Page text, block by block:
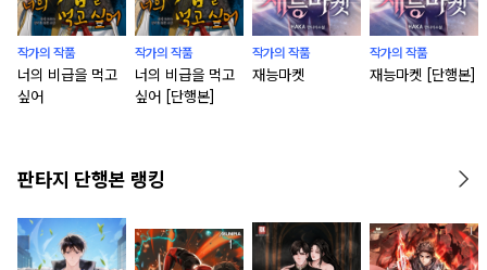
작가의 작품
너의 비급을 먹고
싶어
작가의 작품
너의 비급을 먹고
싶어 [단행본]
작가의 작품
재능마켓
작가의 작품
재능마켓 [단행본]
판타지 단행본 랭킹